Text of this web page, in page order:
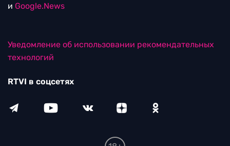
и Google.News
Уведомление об использовании рекомендательных
технологий
RTVI в соцсетях